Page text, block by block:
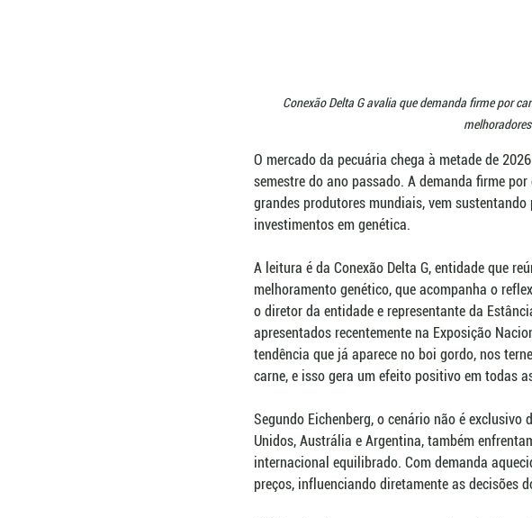
Conexão Delta G avalia que demanda firme por
O mercado da pecuária chega à metade de
semestre do ano passado. A demanda firme
grandes produtores mundiais, vem
investimentos em genética.
A leitura é da Conexão Delta G, entidade que
melhoramento genético, que acompanha o
o diretor da entidade e representante da
apresentados recentemente na Exposição
tendência que já aparece no boi gordo, nos
carne, e isso gera um efeito positivo em todas
Segundo Eichenberg, o cenário não é
Unidos, Austrália e Argentina, também
internacional equilibrado. Com demanda
preços, influenciando diretamente as decisões